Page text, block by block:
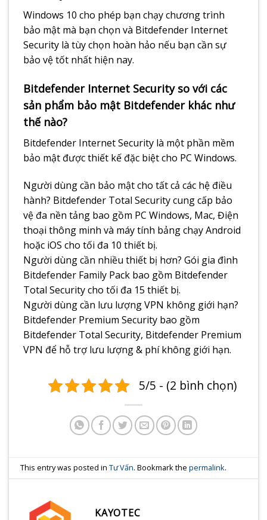
Windows 10 cho phép bạn chạy chương trình
bảo mật mà bạn chọn và Bitdefender Internet
Security là tùy chọn hoàn hảo nếu bạn cần sự
bảo vệ tốt nhất hiện nay.
Bitdefender Internet Security so với các
sản phẩm bảo mật Bitdefender khác như
thế nào?
Bitdefender Internet Security là một phần mềm
bảo mật được thiết kế đặc biệt cho PC Windows.
Người dùng cần bảo mật cho tất cả các hệ điều
hành? Bitdefender Total Security cung cấp bảo
vệ đa nền tảng bao gồm PC Windows, Mac, Điện
thoại thông minh và máy tính bảng chạy Android
hoặc iOS cho tối đa 10 thiết bị.
Người dùng cần nhiều thiết bị hơn? Gói gia đình
Bitdefender Family Pack bao gồm Bitdefender
Total Security cho tối đa 15 thiết bị.
Người dùng cần lưu lượng VPN không giới hạn?
Bitdefender Premium Security bao gồm
Bitdefender Total Security, Bitdefender Premium
VPN để hỗ trợ lưu lượng & phí không giới hạn.
5/5 - (2 bình chọn)
This entry was posted inTư Vấn. Bookmark thepermalink.
KAYOTEC